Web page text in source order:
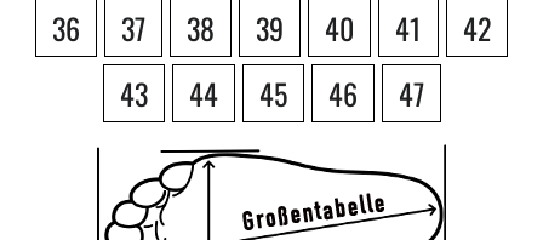
36 37 38 39 40 41
42
43
44 45 46 47